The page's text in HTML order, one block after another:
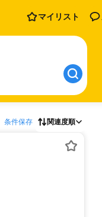
マイリスト
条件保存 関連度順